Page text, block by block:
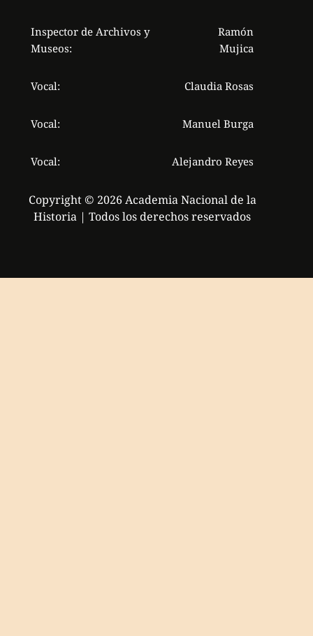
Inspector de Archivos y
Museos:
Ramón
Mujica
Vocal: Claudia Rosas
Vocal: Manuel Burga
Vocal: Alejandro Reyes
Copyright © 2026 Academia Nacional de la
Historia | Todos los derechos reservados